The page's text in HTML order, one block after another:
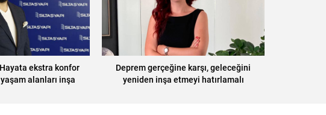
ekstra konfor
alanları inşa
Deprem gerçeğine karşı, geleceğini
yeniden inşa etmeyi hatırlamalı